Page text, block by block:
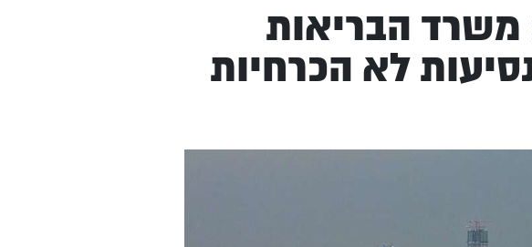
משרד הבריאות
לא הכרחיות